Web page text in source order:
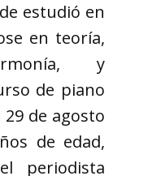
estudió en
en teoría,
y
de piano
de agosto
de edad,
periodista